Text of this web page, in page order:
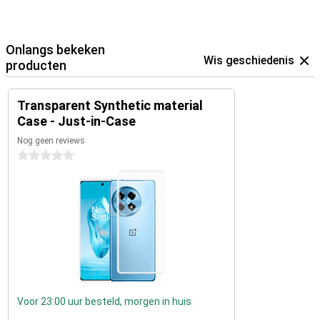
Onlangs bekeken
producten
Wis geschiedenis
Transparent Synthetic material
Case - Just-in-Case
Nog geen reviews
0 sterren
Voor 23:00 uur besteld, morgen in huis